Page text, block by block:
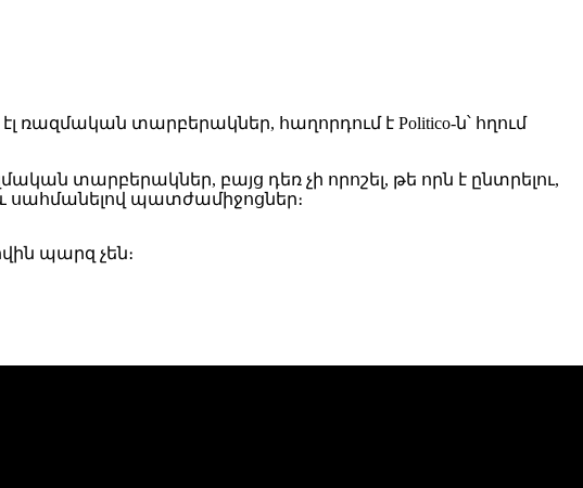
տարբերակներ, հաղորդում է Politico-ն՝ հղում
տարբերակներ, բայց դեռ չի որոշել, թե որն է ընտրելու,
սահմանելով պատժամիջոցներ։
պարզ չեն։